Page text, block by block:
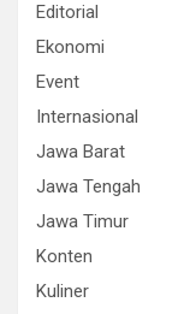
Editorial
Ekonomi
Event
Internasional
Jawa Barat
Jawa Tengah
Jawa Timur
Konten
Kuliner